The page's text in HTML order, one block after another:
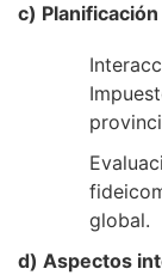
c)
global.
d) Aspectos